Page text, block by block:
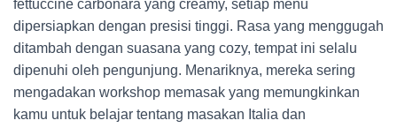
fettuccine carbonara yang creamy, setiap menu
dipersiapkan dengan presisi tinggi. Rasa yang menggugah
ditambah dengan suasana yang cozy, tempat ini selalu
dipenuhi oleh pengunjung. Menariknya, mereka sering
mengadakan workshop memasak yang memungkinkan
kamu untuk belajar tentang masakan Italia dan